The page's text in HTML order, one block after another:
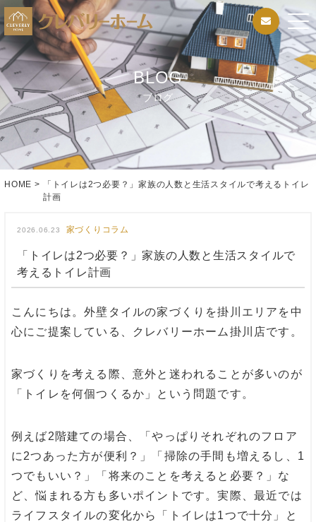
BLOG
ブログ
HOME >
「トイレは2つ必要？」家族の人数と生活スタイルで考えるトイレ
計画
「トイレは2つ必要？」家族の人数と生活スタイルで
考えるトイレ計画
2026.06.23 家づくりコラム
こんにちは。外壁タイルの家づくりを掛川エリアを中
心にご提案している、クレバリーホーム掛川店です。
家づくりを考える際、意外と迷われることが多いのが
「トイレを何個つくるか」という問題です。
例えば2階建ての場合、「やっぱりそれぞれのフロア
に2つあった方が便利？」「掃除の手間も増えるし、1
つでもいい？」「将来のことを考えると必要？」な
ど、悩まれる方も多いポイントです。実際、最近では
ライフスタイルの変化から「トイレは1つで十分」と